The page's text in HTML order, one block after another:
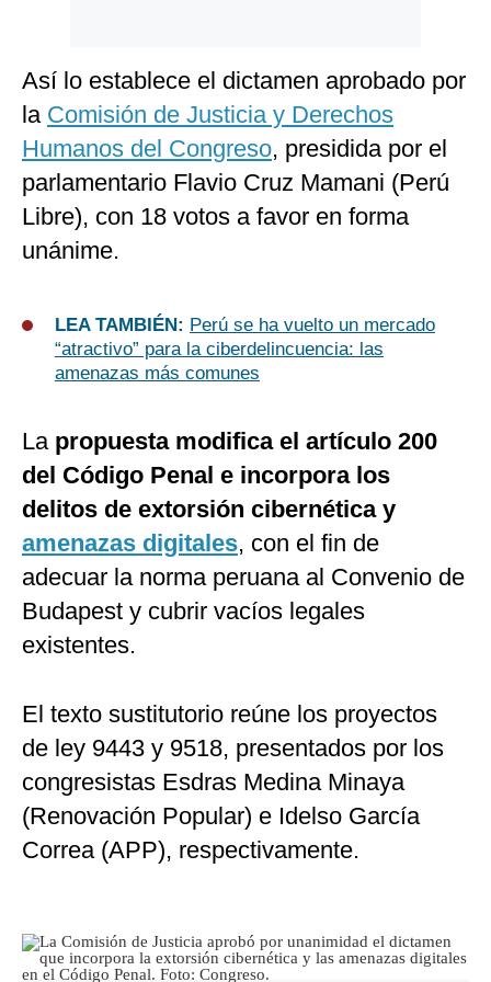
Así lo establece el dictamen aprobado por
la Comisión de Justicia y Derechos
Humanos del Congreso, presidida por el
parlamentario Flavio Cruz Mamani (Perú
Libre), con 18 votos a favor en forma
unánime.
LEA TAMBIÉN: Perú se ha vuelto un mercado
“atractivo” para la ciberdelincuencia: las
amenazas más comunes
La propuesta modifica el artículo 200
del Código Penal e incorpora los
delitos de extorsión cibernética y
amenazas digitales, con el fin de
adecuar la norma peruana al Convenio de
Budapest y cubrir vacíos legales
existentes.
El texto sustitutorio reúne los proyectos
de ley 9443 y 9518, presentados por los
congresistas Esdras Medina Minaya
(Renovación Popular) e Idelso García
Correa (APP), respectivamente.